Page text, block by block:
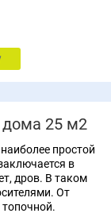
дома 25 м2
простой
в
дров. В таком
От